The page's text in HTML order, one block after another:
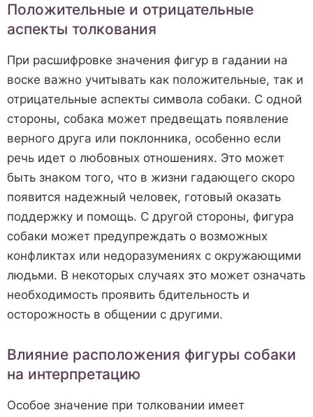
Положительные и отрицательные
аспекты толкования
При расшифровке значения фигур в гадании на
воске важно учитывать как положительные, так и
отрицательные аспекты символа собаки. С одной
стороны, собака может предвещать появление
верного друга или поклонника, особенно если
речь идет о любовных отношениях. Это может
быть знаком того, что в жизни гадающего скоро
появится надежный человек, готовый оказать
поддержку и помощь. С другой стороны, фигура
собаки может предупреждать о возможных
конфликтах или недоразумениях с окружающими
людьми. В некоторых случаях это может означать
необходимость проявить бдительность и
осторожность в общении с другими.
Влияние расположения фигуры собаки
на интерпретацию
Особое значение при толковании имеет